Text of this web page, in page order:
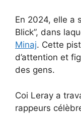
En 2024, elle a
Blick”, dans
Minaj. Cette
d’attention et
des gens.
Coi Leray a
rappeurs